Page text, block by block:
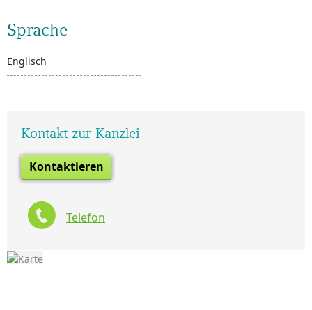
Sprache
Englisch
Kontakt zur Kanzlei
Kontaktieren
Telefon